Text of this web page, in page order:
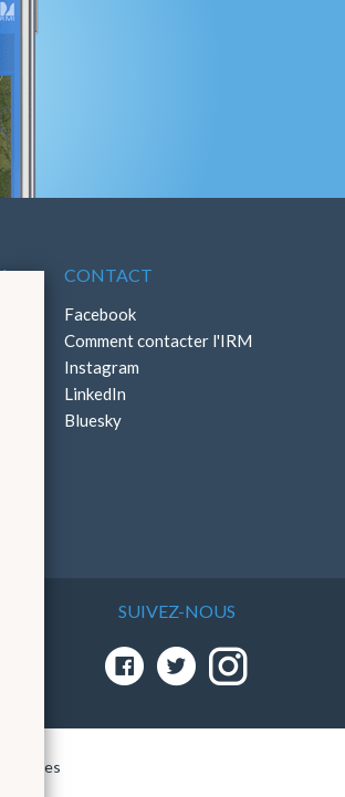
CONTACT
Facebook
Comment contacter l'IRM
Instagram
LinkedIn
Bluesky
SUIVEZ-NOUS
cookies